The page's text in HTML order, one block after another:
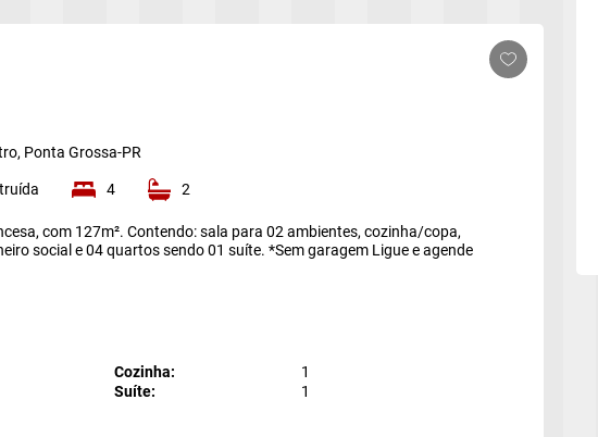
Ponta Grossa-PR
4 2
com 127m². Contendo: sala para 02 ambientes, cozinha/copa,
social e 04 quartos sendo 01 suíte. *Sem garagem Ligue e agende
Cozinha:
1
Suíte:
1